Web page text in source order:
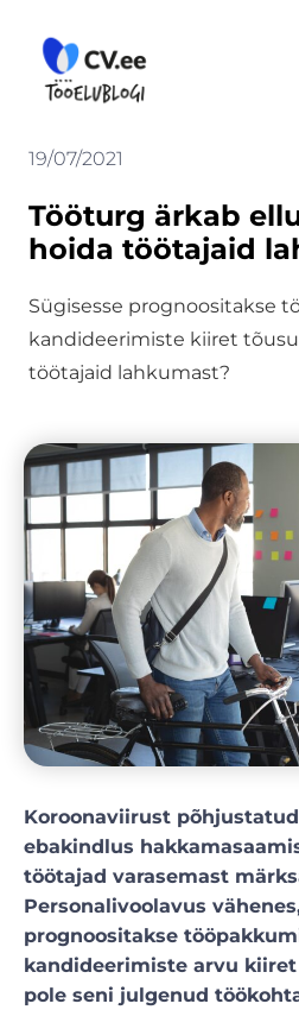
content
19/07/2021
Tööturg ärkab
hoida töötajaid
Sügisesse prognoositakse
kandideerimiste kiiret
töötajaid lahkumast?
Koroonaviirust
ebakindlus
töötajad varasemast
Personalivoolavus
prognoositakse
kandideerimiste arvu kiiret
pole seni julgenud